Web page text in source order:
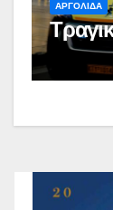
ΑΡΓΟΛΙΔΑ